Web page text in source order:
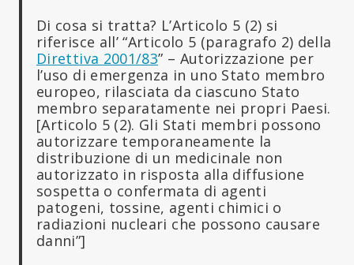
Di cosa si tratta? L’Articolo 5 (2) si
riferisce all’ “Articolo 5 (paragrafo 2) della
Direttiva 2001/83” – Autorizzazione per
l’uso di emergenza in uno Stato membro
europeo, rilasciata da ciascuno Stato
membro separatamente nei propri Paesi.
[Articolo 5 (2). Gli Stati membri possono
autorizzare temporaneamente la
distribuzione di un medicinale non
autorizzato in risposta alla diffusione
sospetta o confermata di agenti
patogeni, tossine, agenti chimici o
radiazioni nucleari che possono causare
danni”]